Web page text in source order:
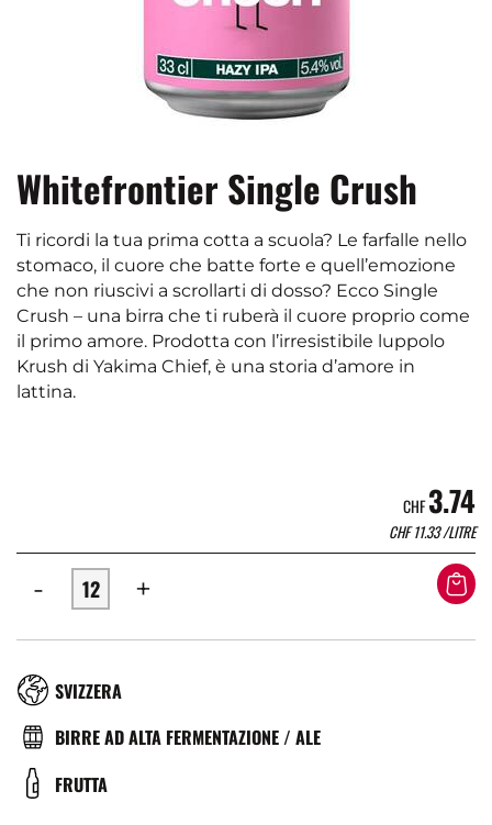
Whitefrontier Single Crush
Ti ricordi la tua prima cotta a scuola? Le farfalle nello
stomaco, il cuore che batte forte e quell’emozione
che non riuscivi a scrollarti di dosso? Ecco Single
Crush – una birra che ti ruberà il cuore proprio come
il primo amore. Prodotta con l’irresistibile luppolo
Krush di Yakima Chief, è una storia d’amore in
lattina.
CHF3.74
CHF11.33/LITRE
- +
RÉGION
SVIZZERA
TYPE
BIÈRE
BIRRE AD ALTA FERMENTAZIONE / ALE
COULEUR
FRUTTA